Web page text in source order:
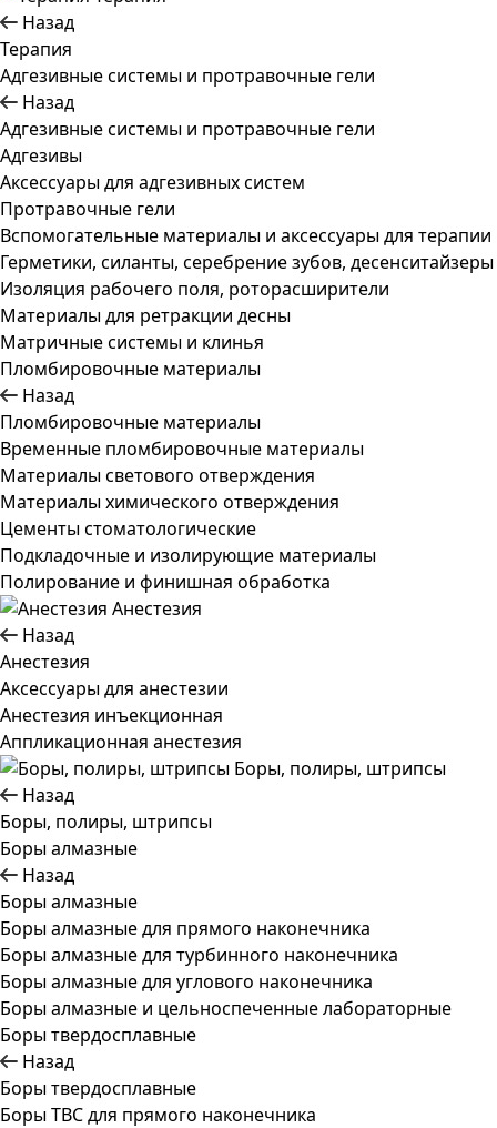
Назад
Терапия
Адгезивные системы и протравочные гели
Назад
Адгезивные системы и протравочные гели
Адгезивы
Аксессуары для адгезивных систем
Протравочные гели
Вспомогательные материалы и аксессуары для терапии
Герметики, силанты, серебрение зубов, десенситайзеры
Изоляция рабочего поля, роторасширители
Материалы для ретракции десны
Матричные системы и клинья
Пломбировочные материалы
Назад
Пломбировочные материалы
Временные пломбировочные материалы
Материалы светового отверждения
Материалы химического отверждения
Цементы стоматологические
Подкладочные и изолирующие материалы
Полирование и финишная обработка
Анестезия
Назад
Анестезия
Аксессуары для анестезии
Анестезия инъекционная
Аппликационная анестезия
Боры, полиры, штрипсы
Назад
Боры, полиры, штрипсы
Боры алмазные
Назад
Боры алмазные
Боры алмазные для прямого наконечника
Боры алмазные для турбинного наконечника
Боры алмазные для углового наконечника
Боры алмазные и цельноспеченные лабораторные
Боры твердосплавные
Назад
Боры твердосплавные
Боры ТВС для прямого наконечника